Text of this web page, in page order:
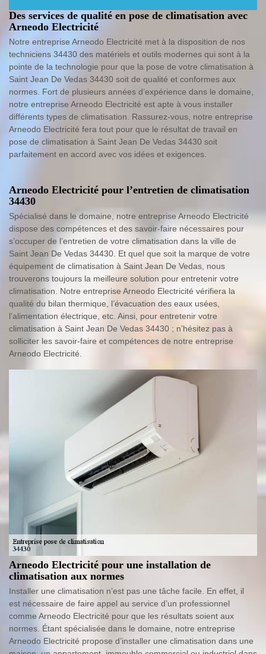
Des services de qualité en pose de climatisation avec
Arneodo Electricité
Notre entreprise Arneodo Electricité met à la disposition de nos
techniciens 34430 des matériels et outils modernes qui sont à la
pointe de la technologie pour que la pose de votre climatisation à
Saint Jean De Vedas 34430 soit de qualité et conformes aux
normes. Fort de plusieurs années d’expérience dans le domaine,
notre entreprise Arneodo Electricité est apte à vous installer
différents types de climatisation. Rassurez-vous, notre entreprise
Arneodo Electricité fera tout pour que le résultat de travail en
pose de climatisation à Saint Jean De Vedas 34430 soit
parfaitement en accord avec vos idées et exigences.
Arneodo Electricité pour l’entretien de climatisation
34430
Spécialisé dans le domaine, notre entreprise Arneodo Electricité
dispose des compétences et des savoir-faire nécessaires pour
s’occuper de l’entretien de votre climatisation dans la ville de
Saint Jean De Vedas 34430. Et quel que soit la marque de votre
équipement de climatisation à Saint Jean De Vedas, nous
trouverons toujours la meilleure solution pour entretenir votre
climatisation. Notre entreprise Arneodo Electricité vérifiera la
qualité du bilan thermique, l’évacuation des eaux usées,
l’alimentation électrique, etc. Ainsi, pour entretenir votre
climatisation à Saint Jean De Vedas 34430 ; n’hésitez pas à
solliciter les savoir-faire et compétences de notre entreprise
Arneodo Electricité.
Arneodo Electricité pour une installation de
climatisation aux normes
Installer une climatisation n’est pas une tâche facile. En effet, il
est nécessaire de faire appel au service d’un professionnel
comme Arneodo Electricité pour que les résultats soient aux
normes. Étant spécialisée dans le domaine, notre entreprise
Arneodo Electricité propose d’installer une climatisation dans une